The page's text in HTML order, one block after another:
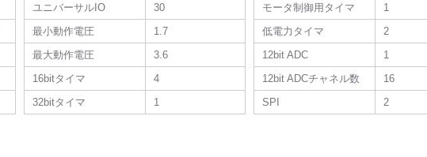
ユニバーサルIO
30
最小動作電圧
1.7
最大動作電圧
3.6
16bitタイマ
4
32bitタイマ
1
モータ制御用タイマ
1
低電力タイマ
2
12bit ADC
1
12bit ADCチャネル数
16
SPI
2